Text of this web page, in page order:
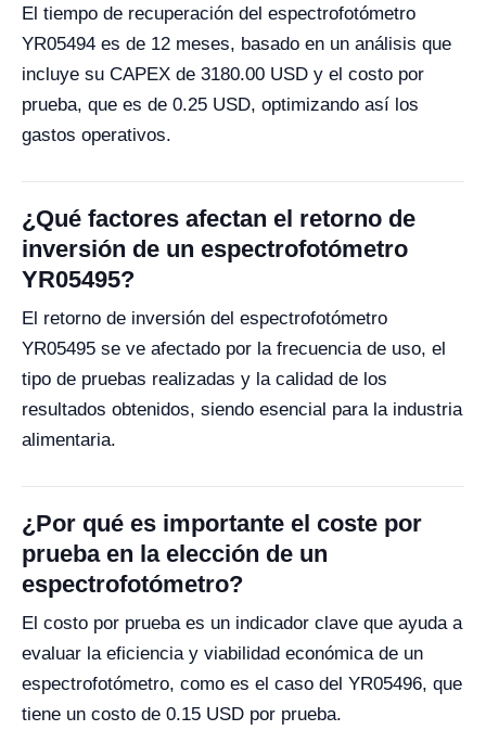
El tiempo de recuperación del espectrofotómetro
YR05494 es de 12 meses, basado en un análisis que
incluye su CAPEX de 3180.00 USD y el costo por
prueba, que es de 0.25 USD, optimizando así los
gastos operativos.
¿Qué factores afectan el retorno de
inversión de un espectrofotómetro
YR05495?
El retorno de inversión del espectrofotómetro
YR05495 se ve afectado por la frecuencia de uso, el
tipo de pruebas realizadas y la calidad de los
resultados obtenidos, siendo esencial para la industria
alimentaria.
¿Por qué es importante el coste por
prueba en la elección de un
espectrofotómetro?
El costo por prueba es un indicador clave que ayuda a
evaluar la eficiencia y viabilidad económica de un
espectrofotómetro, como es el caso del YR05496, que
tiene un costo de 0.15 USD por prueba.